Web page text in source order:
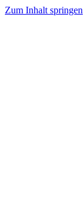
Zum Inhalt springen